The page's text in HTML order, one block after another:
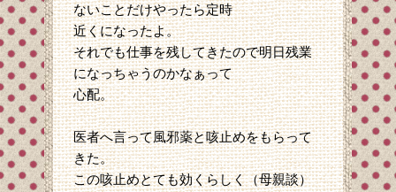
ないことだけやったら定時
近くになったよ。
それでも仕事を残してきたので明日残業
になっちゃうのかなぁって
心配。
医者へ言って風邪薬と咳止めをもらって
きた。
この咳止めとても効くらしく（母親談）